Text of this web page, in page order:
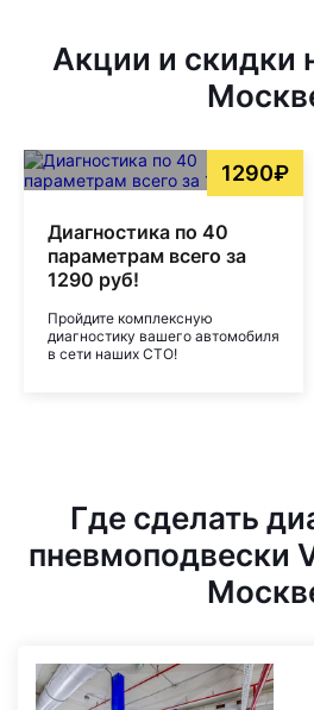
Акции и скидки
1290₽
Диагностика по 40
параметрам всего за
1290 руб!
Пройдите комплексную
диагностику вашего автомобиля
в сети наших СТО!
Где сделать
пневмоподвески